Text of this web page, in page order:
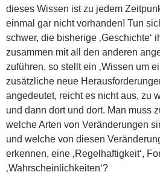
dieses Wissen ist zu jedem
einmal gar nicht vorhanden! Tun
schwer, die bisherige ‚Geschichte‘
zusammen mit all den anderen
zuführen, so stellt ein ‚Wissen um
zusätzliche neue
angedeutet, reicht es nicht aus, zu
und dann dort und dort. Man muss
welche Arten von Veränderungen
und welche von diesen
erkennen, eine ‚Regelhaftigkeit‘,
‚Wahrscheinlichkeiten‘?